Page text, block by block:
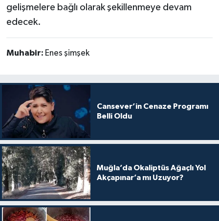
gelişmelere bağlı olarak şekillenmeye devam
edecek.
Muhabir: Enes şimşek
Cansever’in Cenaze Programı
Belli Oldu
Muğla’da Okaliptüs Ağaçlı Yol
Akçapınar’a mı Uzuyor?